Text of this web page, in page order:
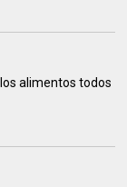
alimentos todos